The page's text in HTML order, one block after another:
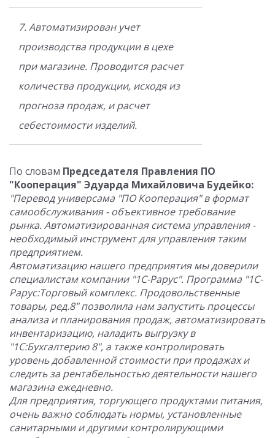
7. Автоматизирован учет
производства продукции в цехе
при магазине. Проводится расчет
количества продукции, исходя из
прогноза продаж, и расчет
себестоимости изделий.
По словам Председателя Правления ПО
"Кооперация" Эдуарда Михайловича Будейко:
"Перевод универсама "ПО Кооперация" в формат
самообслуживания - объективное требование
рынка. Автоматизированная система управления -
необходимый инструмент для управления таким
предприятием.
Автоматизацию нашего предприятия мы доверили
специалистам компании "1С-Рарус". Программа "1С-
Рарус:Торговый комплекс. Продовольственные
товары, ред.8" позволила нам запустить процессы
анализа и планирования продаж, автоматизировать
инвентаризацию, наладить выгрузку в
"1С:Бухгалтерию 8", а также контролировать
уровень добавленной стоимости при продажах и
следить за рентабельностью деятельности нашего
магазина ежедневно.
Для предприятия, торгующего продуктами питания,
очень важно соблюдать нормы, установленные
санитарными и другими контролирующими